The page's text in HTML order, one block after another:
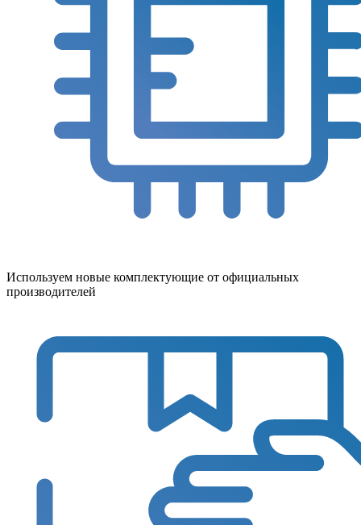
Используем новые комплектующие от официальных
производителей